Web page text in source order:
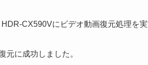
CX590Vにビデオ動画復元処理を実
元に成功しました。